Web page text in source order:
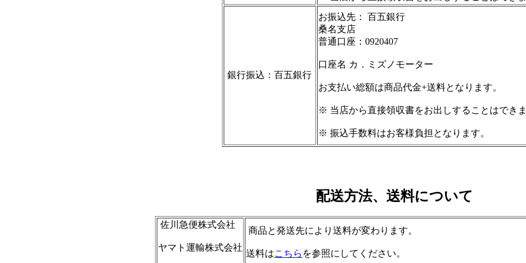
銀行振込：百五銀行
お振込先： 百五銀行
桑名支店
普通口座：0920407
口座名 カ．ミズノモーター
お支払い総額は商品代金+送料となります。
※ 当店から直接領収書をお出しすることはでき
※ 振込手数料はお客様負担となります。
配送方法、送料について
佐川急便株式会社
ヤマト運輸株式会社
商品と発送先により送料が変わります。
送料はこちら を参照にしてください。